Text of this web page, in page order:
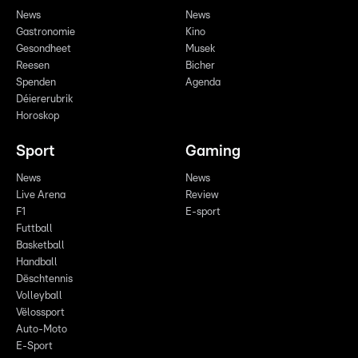
News
Gastronomie
Gesondheet
Reesen
Spenden
Déiererubrik
Horoskop
News
Kino
Musek
Bicher
Agenda
Sport
News
Live Arena
F1
Futtball
Basketball
Handball
Dëschtennis
Volleyball
Vëlossport
Auto-Moto
E-Sport
Gaming
News
Review
E-sport